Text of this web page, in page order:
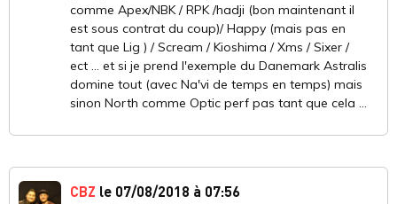
comme Apex/NBK / RPK /hadji (bon maintenant il
est sous contrat du coup)/ Happy (mais pas en
tant que Lig ) / Scream / Kioshima / Xms / Sixer /
ect ... et si je prend l'exemple du Danemark Astralis
domine tout (avec Na'vi de temps en temps) mais
sinon North comme Optic perf pas tant que cela ...
CBZ le 07/08/2018 à 07:56